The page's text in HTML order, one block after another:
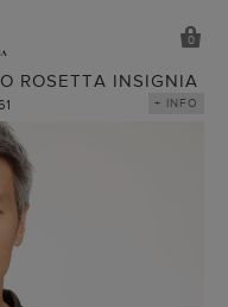
0
ROSETTA INSIGNIA
+ INFO